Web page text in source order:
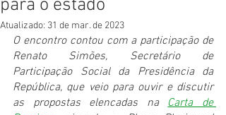
para o estado
Atualizado: 31 de mar. de 2023
O encontro contou com a participação de
Renato Simões, Secretário de
Participação Social da Presidência da
República, que veio para ouvir e discutir
as propostas elencadas na Carta de